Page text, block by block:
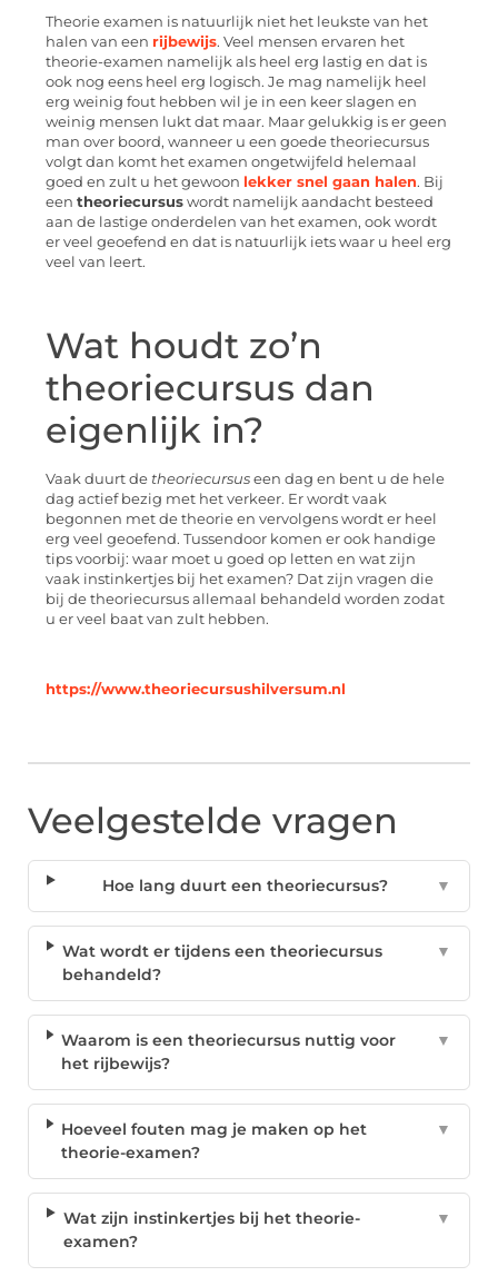
Theorie examen is natuurlijk niet het leukste van het
halen van een rijbewijs. Veel mensen ervaren het
theorie-examen namelijk als heel erg lastig en dat is
ook nog eens heel erg logisch. Je mag namelijk heel
erg weinig fout hebben wil je in een keer slagen en
weinig mensen lukt dat maar. Maar gelukkig is er geen
man over boord, wanneer u een goede theoriecursus
volgt dan komt het examen ongetwijfeld helemaal
goed en zult u het gewoon lekker snel gaan halen. Bij
een theoriecursus wordt namelijk aandacht besteed
aan de lastige onderdelen van het examen, ook wordt
er veel geoefend en dat is natuurlijk iets waar u heel erg
veel van leert.
Wat houdt zo’n
theoriecursus dan
eigenlijk in?
Vaak duurt de theoriecursus een dag en bent u de hele
dag actief bezig met het verkeer. Er wordt vaak
begonnen met de theorie en vervolgens wordt er heel
erg veel geoefend. Tussendoor komen er ook handige
tips voorbij: waar moet u goed op letten en wat zijn
vaak instinkertjes bij het examen? Dat zijn vragen die
bij de theoriecursus allemaal behandeld worden zodat
u er veel baat van zult hebben.
https://www.theoriecursushilversum.nl
Veelgestelde vragen
Hoe lang duurt een theoriecursus? ▼
Wat wordt er tijdens een theoriecursus
behandeld?
▼
Waarom is een theoriecursus nuttig voor
het rijbewijs?
▼
Hoeveel fouten mag je maken op het
theorie-examen?
▼
Wat zijn instinkertjes bij het theorie-
examen?
▼